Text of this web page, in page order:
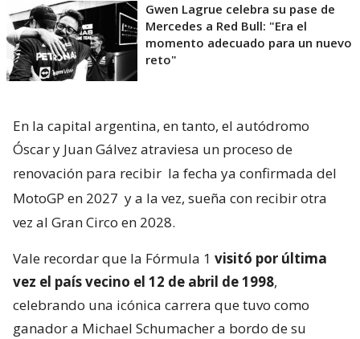
Gwen Lagrue celebra su pase de
Mercedes a Red Bull: "Era el
momento adecuado para un nuevo
reto"
En la capital argentina, en tanto, el autódromo
Óscar y Juan Gálvez atraviesa un proceso de
renovación para recibir la fecha ya confirmada del
MotoGP en 2027 y a la vez, sueña con recibir otra
vez al Gran Circo en 2028.
Vale recordar que la Fórmula 1 visitó por última
vez el país vecino el 12 de abril de 1998,
celebrando una icónica carrera que tuvo como
ganador a Michael Schumacher a bordo de su